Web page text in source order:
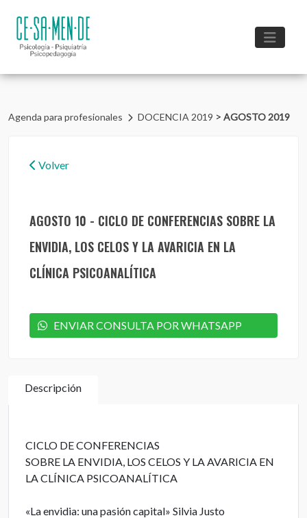
Agenda para profesionales DOCENCIA 2019 > AGOSTO 2019
Volver
AGOSTO 10 - CICLO DE CONFERENCIAS SOBRE LA
ENVIDIA, LOS CELOS Y LA AVARICIA EN LA
CLÍNICA PSICOANALÍTICA
ENVIAR CONSULTA POR WHATSAPP
Descripción
CICLO DE CONFERENCIAS
SOBRE LA ENVIDIA, LOS CELOS Y LA AVARICIA EN
LA CLÍNICA PSICOANALÍTICA
«La envidia: una pasión capital» Silvia Justo